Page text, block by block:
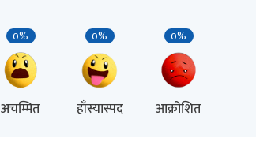
0%
अचम्मित
0%
हाँस्यास्पद
0%
आक्रोशित